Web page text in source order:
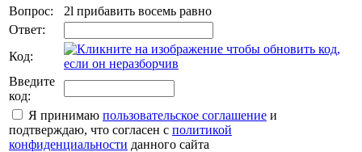
Вопрос:
2l прибавить восемь равно
Ответ:
Код:
Введите
код:
Я принимаю пользовательское соглашение и
подтверждаю, что согласен с политикой
конфиденциальности данного сайта